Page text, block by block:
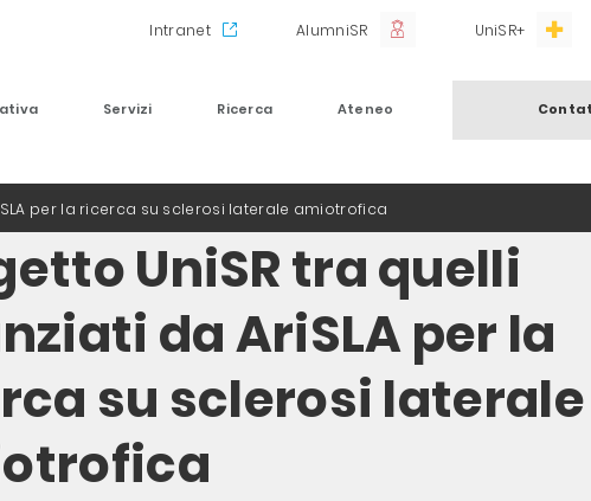
Intranet AlumniSR UniSR+
Servizi Ricerca Ateneo
per la ricerca su sclerosi laterale amiotrofica
UniSR tra quelli
da AriSLA per la
su sclerosi laterale